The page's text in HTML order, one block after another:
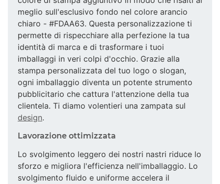
meglio sull'esclusivo fondo nel colore arancio
chiaro - #FDAA63. Questa personalizzazione ti
permette di rispecchiare alla perfezione la tua
identità di marca e di trasformare i tuoi
imballaggi in veri colpi d'occhio. Grazie alla
stampa personalizzata del tuo logo o slogan,
ogni imballaggio diventa un potente strumento
pubblicitario che cattura l'attenzione della tua
clientela. Ti diamo volentieri una zampata sul
design.
Lavorazione ottimizzata
Lo svolgimento leggero dei nostri nastri riduce lo
sforzo e migliora l'efficienza nell'imballaggio. Lo
svolgimento fluido e uniforme accelera il